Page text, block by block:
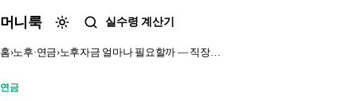
머니룩 실수령 계산기
홈›노후·연금›노후자금 얼마나 필요할까 — 직장…
연금